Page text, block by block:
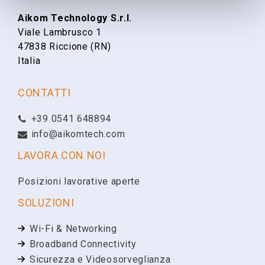
Cognome
Aikom Technology S.r.l.
Viale Lambrusco 1
47838 Riccione (RN)
Italia
CONTATTI
+39 0541 648894
info@aikomtech.com
LAVORA CON NOI
Posizioni lavorative aperte
SOLUZIONI
Wi-Fi & Networking
Broadband Connectivity
Sicurezza e Videosorveglianza